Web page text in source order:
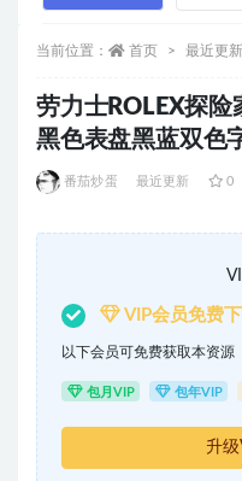
当前位置： 首页 最近更新
劳力士ROLEX探
黑色表盘黑蓝双色
番茄炒蛋 最近更新 0
VIP会员免费
以下会员可免费获取本资源
包月VIP 包年VIP
升